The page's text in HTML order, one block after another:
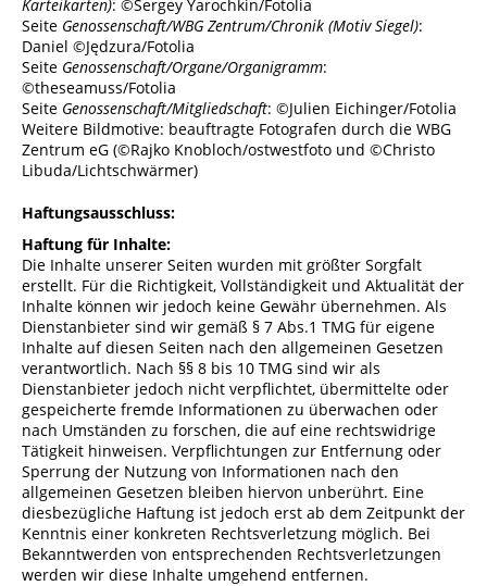
Karteikarten): ©Sergey Yarochkin/Fotolia
Seite Genossenschaft/WBG Zentrum/Chronik (Motiv Siegel):
Daniel ©Jędzura/Fotolia
Seite Genossenschaft/Organe/Organigramm:
©theseamuss/Fotolia
Seite Genossenschaft/Mitgliedschaft: ©Julien Eichinger/Fotolia
Weitere Bildmotive: beauftragte Fotografen durch die WBG
Zentrum eG (©Rajko Knobloch/ostwestfoto und ©Christo
Libuda/Lichtschwärmer)
Haftungsausschluss:
Haftung für Inhalte:
Die Inhalte unserer Seiten wurden mit größter Sorgfalt
erstellt. Für die Richtigkeit, Vollständigkeit und Aktualität der
Inhalte können wir jedoch keine Gewähr übernehmen. Als
Dienstanbieter sind wir gemäß § 7 Abs.1 TMG für eigene
Inhalte auf diesen Seiten nach den allgemeinen Gesetzen
verantwortlich. Nach §§ 8 bis 10 TMG sind wir als
Dienstanbieter jedoch nicht verpflichtet, übermittelte oder
gespeicherte fremde Informationen zu überwachen oder
nach Umständen zu forschen, die auf eine rechtswidrige
Tätigkeit hinweisen. Verpflichtungen zur Entfernung oder
Sperrung der Nutzung von Informationen nach den
allgemeinen Gesetzen bleiben hiervon unberührt. Eine
diesbezügliche Haftung ist jedoch erst ab dem Zeitpunkt der
Kenntnis einer konkreten Rechtsverletzung möglich. Bei
Bekanntwerden von entsprechenden Rechtsverletzungen
werden wir diese Inhalte umgehend entfernen.